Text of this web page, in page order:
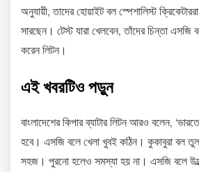
অনুযায়ী, তাদের হোয়াইট বল স্পেশালিস্ট
সারছেন। টেস্ট যারা খেলবেন, তাঁদের চিন্তা এসজি
করেন লিটন।
এই খবরটিও পড়ুন
বাংলাদেশের কিপার ব্যাটার লিটন আরও বলেন,
হবে। এসজি বলে খেলা খুবই কঠিন। কুকাবুরা বল
সহজ। পুরনো হলেও সমস্যা হয় না। এসজি বলে